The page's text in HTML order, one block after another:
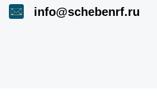
info@schebenrf.ru